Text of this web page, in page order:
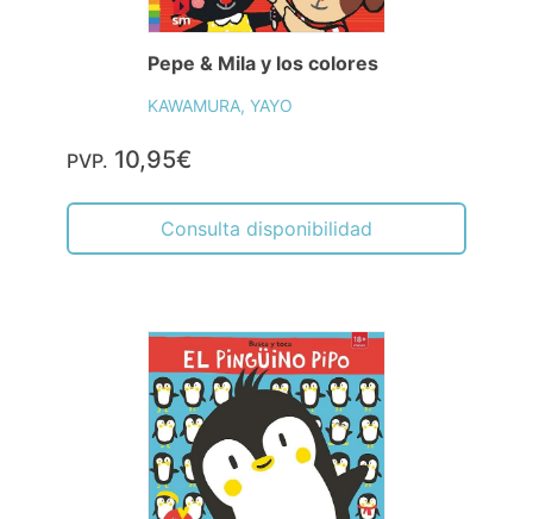
Pepe & Mila y los colores
KAWAMURA, YAYO
PVP. 10,95€
Consulta disponibilidad